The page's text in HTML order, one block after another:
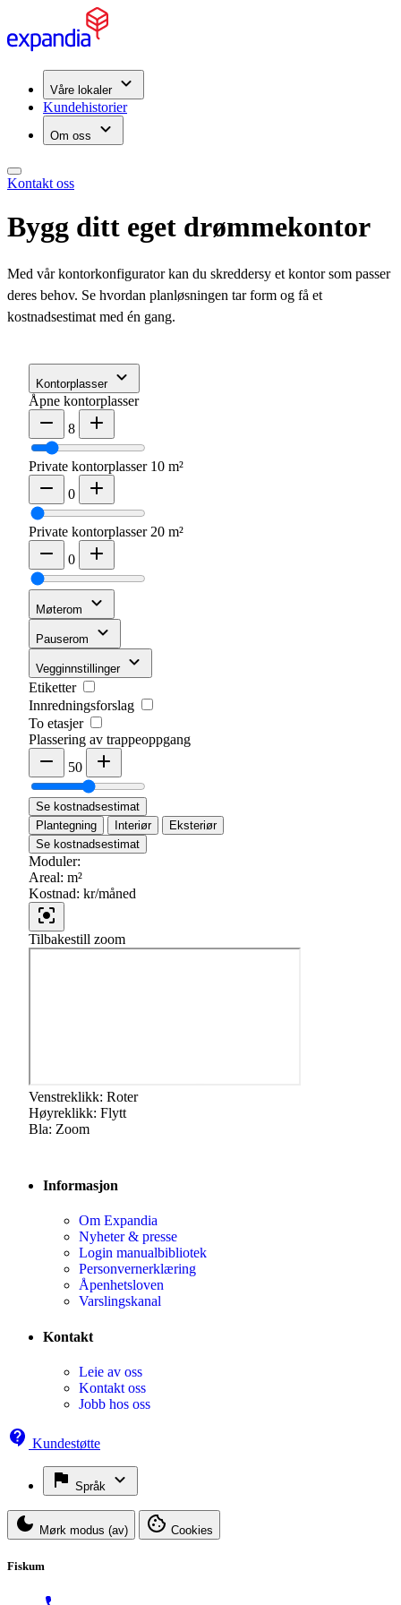
Våre lokaler
Kundehistorier
Om oss
Kontakt oss
Bygg ditt eget drømmekontor
Med vår kontorkonfigurator kan du skreddersy et kontor som passer
deres behov. Se hvordan planløsningen tar form og få et
kostnadsestimat med én gang.
Kontorplasser
Åpne kontorplasser
8
Private kontorplasser 10 m²
0
Private kontorplasser 20 m²
0
Møterom
Pauserom
Vegginnstillinger
Etiketter
Innredningsforslag
To etasjer
Plassering av trappeoppgang
50
Se kostnadsestimat
Plantegning
Interiør
Eksteriør
Se kostnadsestimat
Moduler:
Areal: m²
Kostnad: kr/måned
Tilbakestill zoom
Venstreklikk: Roter
Høyreklikk: Flytt
Bla: Zoom
Informasjon
Om Expandia
Nyheter & presse
Login manualbibliotek
Personvernerklæring
Åpenhetsloven
Varslingskanal
Kontakt
Leie av oss
Kontakt oss
Jobb hos oss
Kundestøtte
Språk
Mørk modus (av) Cookies
Fiskum